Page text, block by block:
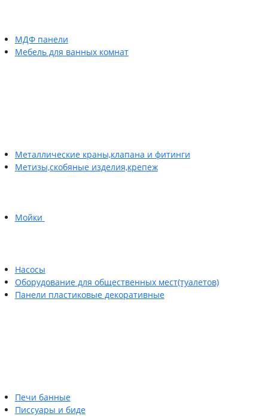
МДФ панели
Мебель для ванных комнат
Металлические краны,клапана и фитинги
Метизы,скобяные изделия,крепеж
Мойки
Насосы
Оборудование для общественных мест(туалетов)
Панели пластиковые декоративные
Печи банные
Писсуары и биде